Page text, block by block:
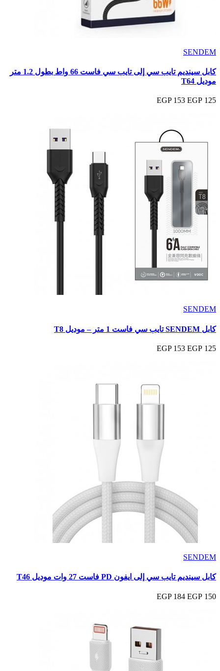
SENDEM
كابل سينديم تايب سي إلى تايب سي فاست 66 واط بطول 1.2 متر
موديل T64
125 EGP
153 EGP
SENDEM
كابل SENDEM تايب سي فاست 1 متر – موديل T8
125 EGP
153 EGP
SENDEM
كابل سينديم تايب سي إلى ايفون PD فاست 27 وات موديل T46
150 EGP
184 EGP